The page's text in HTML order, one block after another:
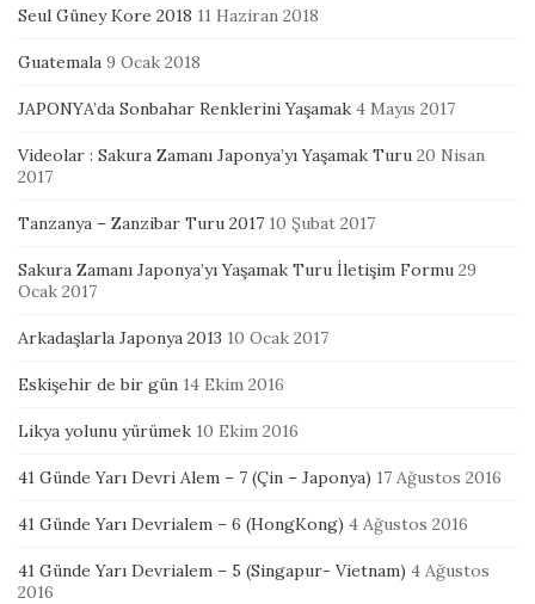
Seul Güney Kore 2018 11 Haziran 2018
Guatemala 9 Ocak 2018
JAPONYA’da Sonbahar Renklerini Yaşamak 4 Mayıs 2017
Videolar : Sakura Zamanı Japonya’yı Yaşamak Turu 20 Nisan
2017
Tanzanya – Zanzibar Turu 2017 10 Şubat 2017
Sakura Zamanı Japonya’yı Yaşamak Turu İletişim Formu 29
Ocak 2017
Arkadaşlarla Japonya 2013 10 Ocak 2017
Eskişehir de bir gün 14 Ekim 2016
Likya yolunu yürümek 10 Ekim 2016
41 Günde Yarı Devri Alem – 7 (Çin – Japonya) 17 Ağustos 2016
41 Günde Yarı Devrialem – 6 (HongKong) 4 Ağustos 2016
41 Günde Yarı Devrialem – 5 (Singapur- Vietnam) 4 Ağustos
2016